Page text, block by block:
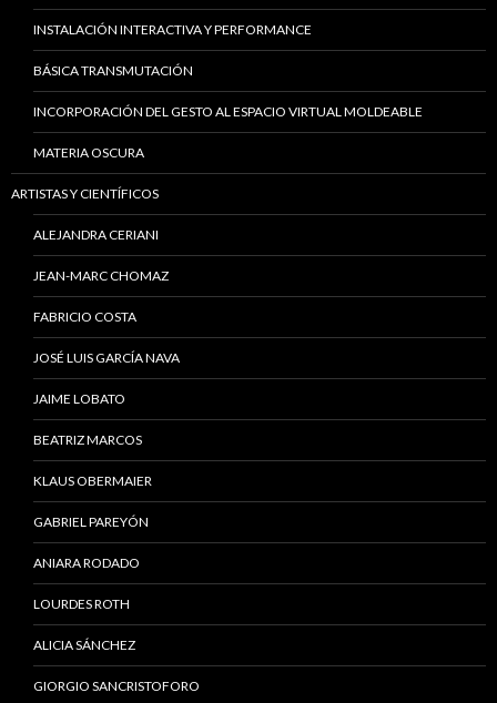
INSTALACIÓN INTERACTIVA Y PERFORMANCE
BÁSICA TRANSMUTACIÓN
INCORPORACIÓN DEL GESTO AL ESPACIO VIRTUAL MOLDEABLE
MATERIA OSCURA
ARTISTAS Y CIENTÍFICOS
ALEJANDRA CERIANI
JEAN-MARC CHOMAZ
FABRICIO COSTA
JOSÉ LUIS GARCÍA NAVA
JAIME LOBATO
BEATRIZ MARCOS
KLAUS OBERMAIER
GABRIEL PAREYÓN
ANIARA RODADO
LOURDES ROTH
ALICIA SÁNCHEZ
GIORGIO SANCRISTOFORO